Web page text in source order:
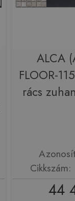
ALCA
FLOOR-
rács
44